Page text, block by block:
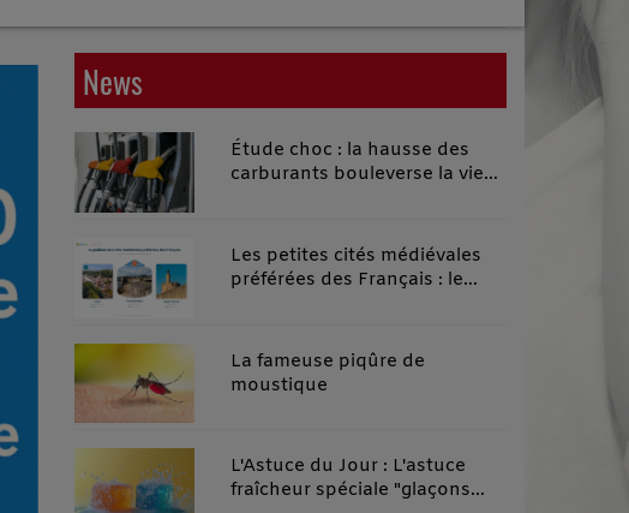
News
Étude choc : la hausse des
carburants bouleverse la vie
Les petites cités médiévales
préférées des Français : le
La fameuse piqûre de
moustique
L'Astuce du Jour : L'astuce
fraîcheur spéciale "glaçons